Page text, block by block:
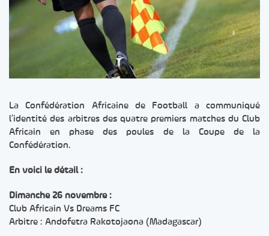
La Confédération Africaine de Football a communiqué
l’identité des arbitres des quatre premiers matches du Club
Africain en phase des poules de la Coupe de la
Confédération.
En voici le détail :
Dimanche 26 novembre :
Club Africain Vs Dreams FC
Arbitre : Andofetra Rakotojaona (Madagascar)